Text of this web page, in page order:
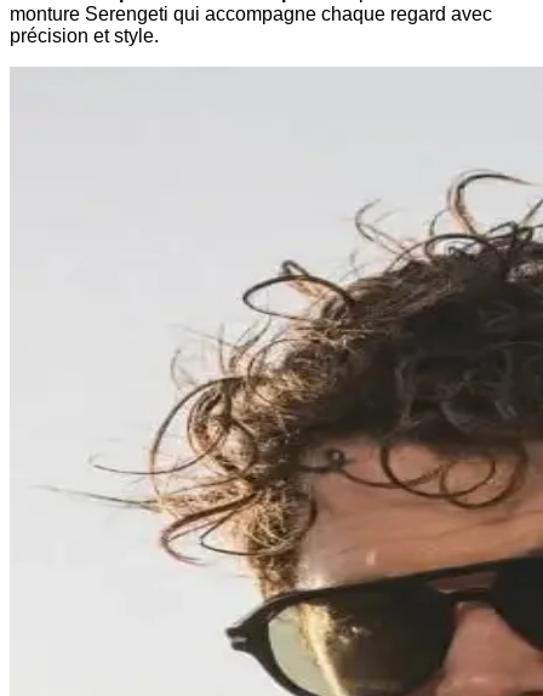
monture Serengeti qui accompagne chaque regard avec
précision et style.